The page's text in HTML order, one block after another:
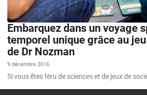
Embarquez dans un voyage
temporel unique grâce au
de Dr Nozman
9 décembre 2016
Si vous êtes féru de sciences et de jeux de